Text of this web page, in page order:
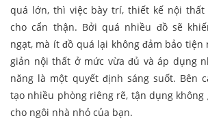
quá lớn, thì việc bày trí, thiết kế nội thất
cho cẩn thận. Bởi quá nhiều đồ sẽ
ngạt, mà ít đồ quá lại không đảm bảo tiện
giản nội thất ở mức vừa đủ và áp dụng
năng là một quyết định sáng suốt. Bên
tạo nhiều phòng riêng rẽ, tận dụng
cho ngôi nhà nhỏ của bạn.